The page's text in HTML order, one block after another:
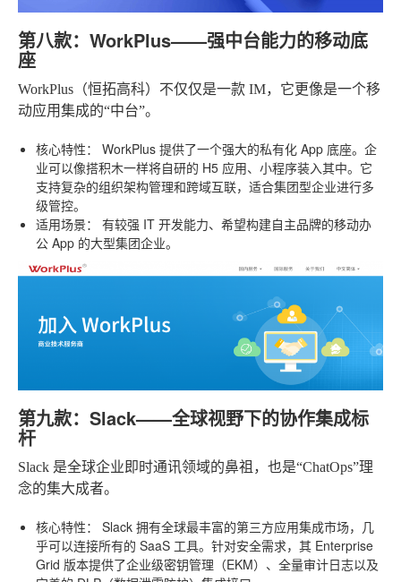
第八款：WorkPlus——强中台能力的移动底
座
WorkPlus（恒拓高科）不仅仅是一款 IM，它更像是一个移
动应用集成的“中台”。
核心特性：
WorkPlus 提供了一个强大的私有化 App 底座。企
业可以像搭积木一样将自研的 H5 应用、小程序装入其中。它
支持复杂的组织架构管理和跨域互联，适合集团型企业进行多
级管控。
适用场景：
有较强 IT 开发能力、希望构建自主品牌的移动办
公 App 的大型集团企业。
第九款：Slack——全球视野下的协作集成标
杆
Slack 是全球企业即时通讯领域的鼻祖，也是“ChatOps”理
念的集大成者。
核心特性：
Slack 拥有全球最丰富的第三方应用集成市场，几
乎可以连接所有的 SaaS 工具。针对安全需求，其 Enterprise
Grid 版本提供了企业级密钥管理（EKM）、全量审计日志以及